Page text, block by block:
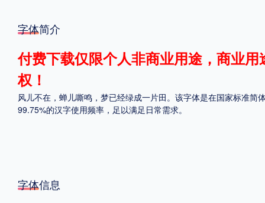
格式
.TTF
字体简介
付费下载仅限个人非商业用途，商业
权！
风儿不在，蝉儿嘶鸣，梦已经绿成一片田。该字体是在国家标准
99.75%的汉字使用频率，足以满足日常需求。
字体信息